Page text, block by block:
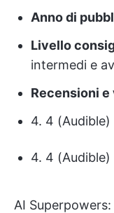
Anno di
Livello
intermedi e
Recensioni
4. 4 (Audible)
4. 4 (Audible)
AI